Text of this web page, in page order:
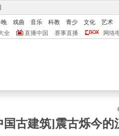
戏曲 音乐 科教 青少 文化
艺术
全 直播中国 赛事直播 网络
国古建筑]震古烁今的